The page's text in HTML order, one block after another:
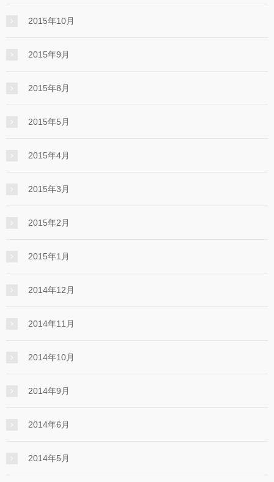
2015年10月
2015年9月
2015年8月
2015年5月
2015年4月
2015年3月
2015年2月
2015年1月
2014年12月
2014年11月
2014年10月
2014年9月
2014年6月
2014年5月